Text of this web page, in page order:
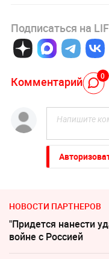
Подписаться на
Комментарий 0
НОВОСТИ ПАРТНЕРОВ
"Придется нанести
войне с Россией